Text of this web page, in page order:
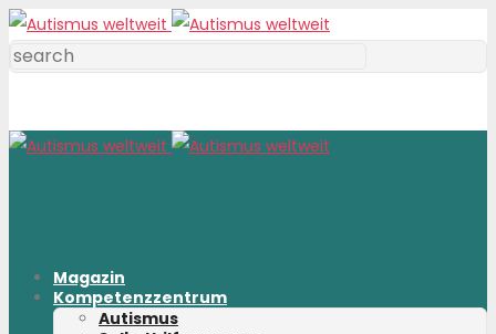
Magazin
Kompetenzzentrum
Autismus